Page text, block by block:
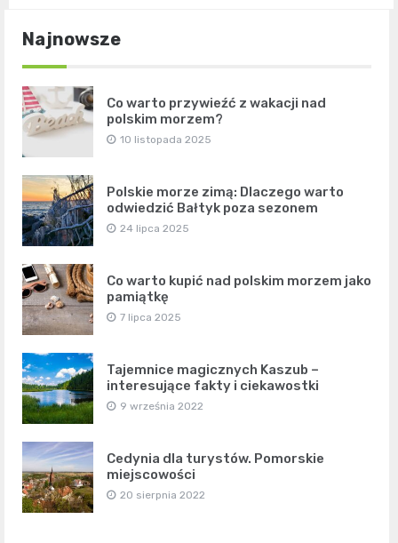
Najnowsze
Co warto przywieźć z wakacji nad
polskim morzem?
10 listopada 2025
Polskie morze zimą: Dlaczego warto
odwiedzić Bałtyk poza sezonem
24 lipca 2025
Co warto kupić nad polskim morzem jako
pamiątkę
7 lipca 2025
Tajemnice magicznych Kaszub –
interesujące fakty i ciekawostki
9 września 2022
Cedynia dla turystów. Pomorskie
miejscowości
20 sierpnia 2022